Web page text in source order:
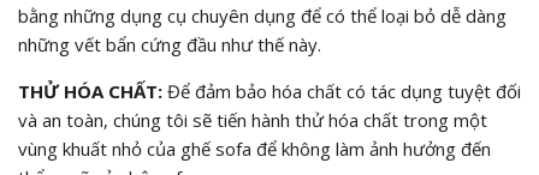
bằng những dụng cụ chuyên dụng để có thể loại bỏ dễ dàng
những vết bẩn cứng đầu như thế này.
THỬ HÓA CHẤT: Để đảm bảo hóa chất có tác dụng tuyệt đối
và an toàn, chúng tôi sẽ tiến hành thử hóa chất trong một
vùng khuất nhỏ của ghế sofa để không làm ảnh hưởng đến